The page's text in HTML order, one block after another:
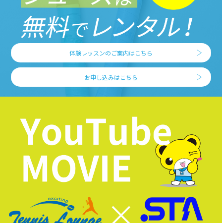
体験レッスンのご案内はこちら
お申し込みはこちら